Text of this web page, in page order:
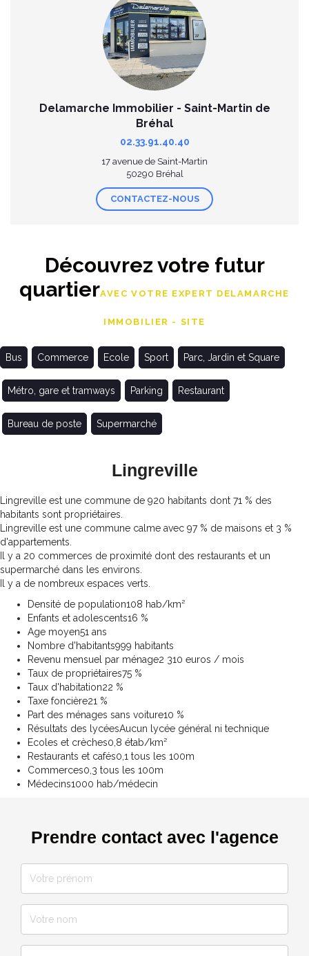
Delamarche Immobilier - Saint-Martin de
Bréhal
02.33.91.40.40
17 avenue de Saint-Martin
50290 Bréhal
CONTACTEZ-NOUS
Découvrez votre futur
quartierAVEC VOTRE EXPERT DELAMARCHE
IMMOBILIER - SITE
Bus Commerce Ecole Sport Parc, Jardin et Square
Métro, gare et tramways Parking Restaurant
Bureau de poste Supermarché
Lingreville
Lingreville est une commune de 920 habitants dont 71 % des
habitants sont propriétaires.
Lingreville est une commune calme avec 97 % de maisons et 3 %
d'appartements.
Il y a 20 commerces de proximité dont des restaurants et un
supermarché dans les environs.
Il y a de nombreux espaces verts.
Densité de population108 hab/km²
Enfants et adolescents16 %
Age moyen51 ans
Nombre d'habitants999 habitants
Revenu mensuel par ménage2 310 euros / mois
Taux de propriétaires75 %
Taux d'habitation22 %
Taxe foncière21 %
Part des ménages sans voiture10 %
Résultats des lycéesAucun lycée général ni technique
Ecoles et crèches0,8 étab/km²
Restaurants et cafés0,1 tous les 100m
Commerces0,3 tous les 100m
Médecins1000 hab/médecin
Prendre contact avec l'agence